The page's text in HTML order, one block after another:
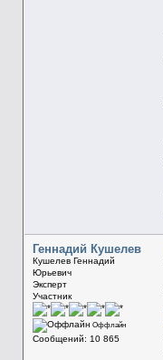
Геннадий Кушелев
Кушелев Геннадий
Юрьевич
Эксперт
Участник
Оффлайн
Сообщений: 10 865